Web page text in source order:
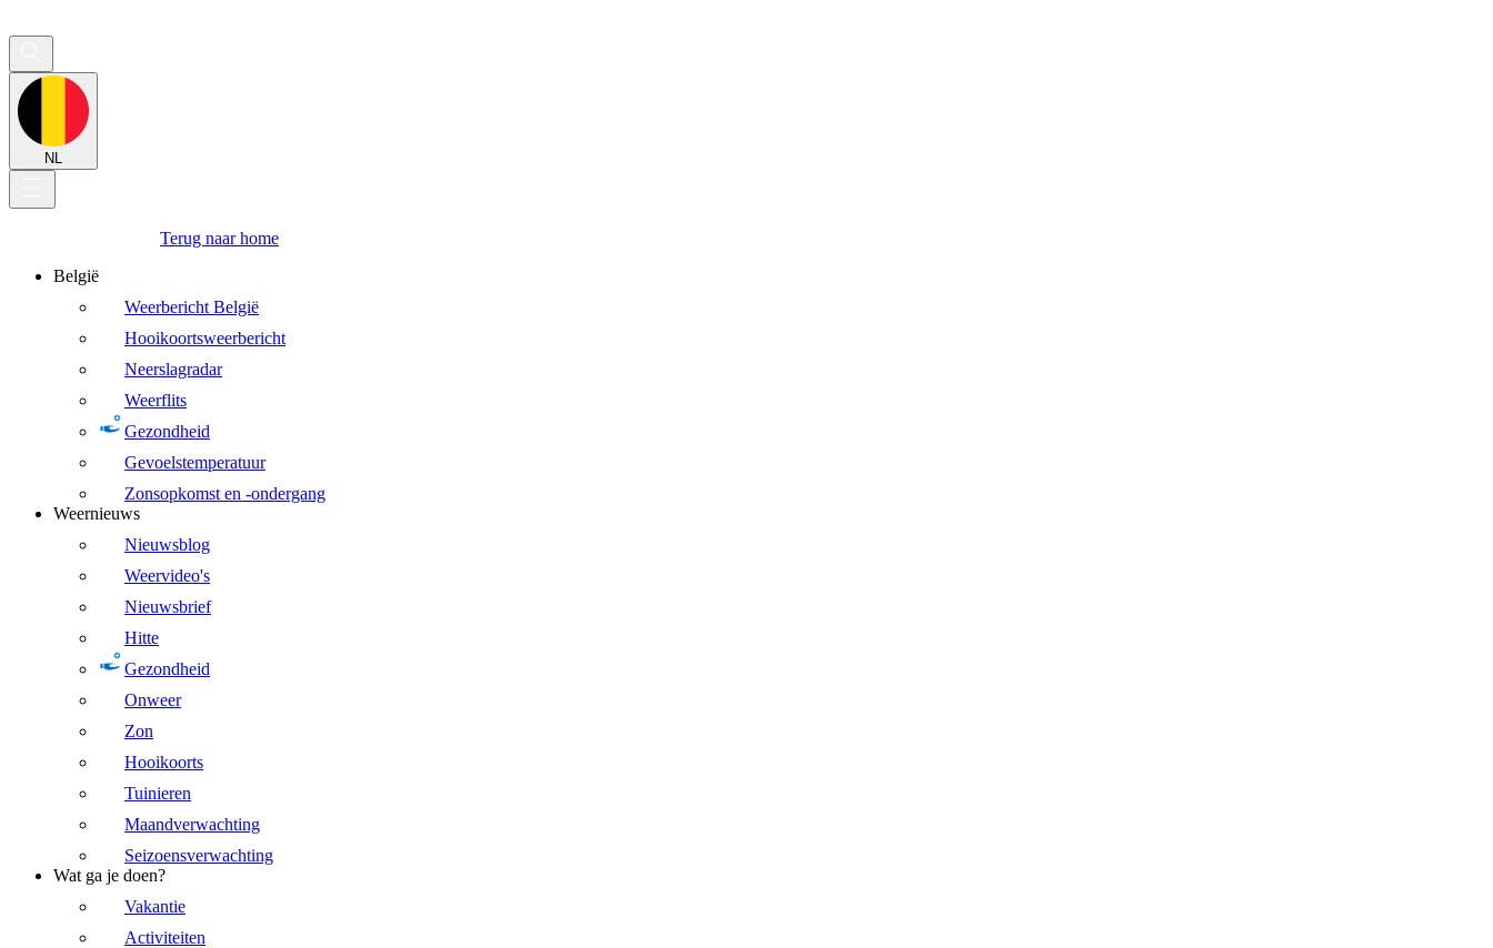
NL
Terug naar home
België
Weerbericht België
Hooikoortsweerbericht
Neerslagradar
Weerflits
Gezondheid
Gevoelstemperatuur
Zonsopkomst en -ondergang
Weernieuws
Nieuwsblog
Weervideo's
Nieuwsbrief
Hitte
Gezondheid
Onweer
Zon
Hooikoorts
Tuinieren
Maandverwachting
Seizoensverwachting
Wat ga je doen?
Vakantie
Activiteiten